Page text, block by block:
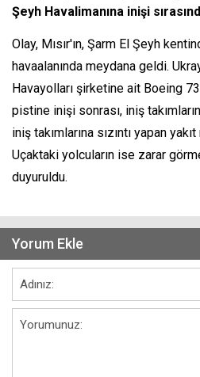
Şeyh Havalimanına inişi
Olay, Mısır'ın, Şarm El Şeyh
havaalanında meydana geldi.
Havayolları şirketine ait Boeing
pistine inişi sonrası, iniş
iniş takımlarına sızıntı yapan
Uçaktaki yolcuların ise zarar
duyuruldu.
Yorum Ekle